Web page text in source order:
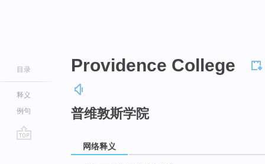
目录
释义
例句
Providence College
普维敦斯学院
网络释义